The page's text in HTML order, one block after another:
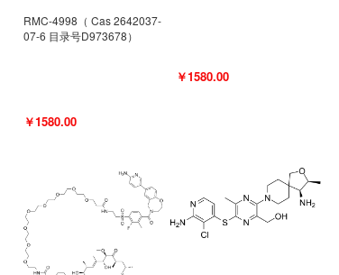
RMC-4998（ Cas 2642037-
07-6 目录号D973678）
￥1580.00
￥1580.00